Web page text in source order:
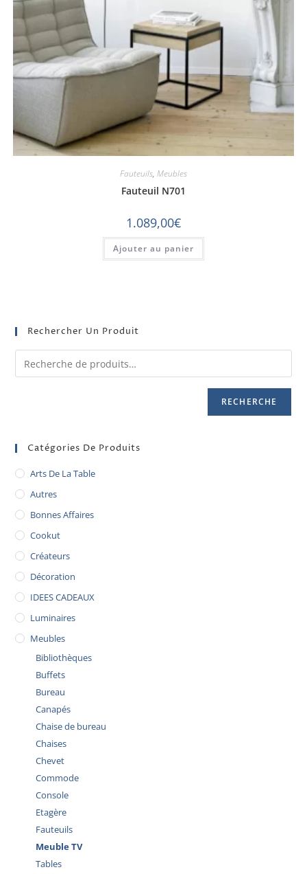
Fauteuils, Meubles
Fauteuil N701
1.089,00€
Ajouter au panier
Rechercher Un Produit
RECHERCHE
Catégories De Produits
Arts De La Table
Autres
Bonnes Affaires
Cookut
Créateurs
Décoration
IDEES CADEAUX
Luminaires
Meubles
Bibliothèques
Buffets
Bureau
Canapés
Chaise de bureau
Chaises
Chevet
Commode
Console
Etagère
Fauteuils
Meuble TV
Tables